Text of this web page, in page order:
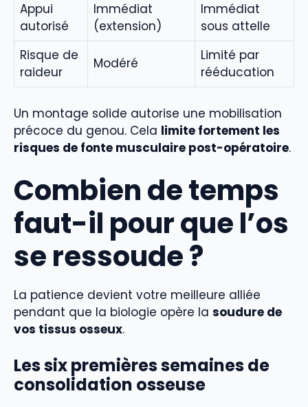
Appui
autorisé
Immédiat
(extension)
Immédiat
sous attelle
Risque de
raideur
Modéré
Limité par
rééducation
Un montage solide autorise une mobilisation
précoce du genou. Cela limite fortement les
risques de fonte musculaire post-opératoire.
Combien de temps
faut-il pour que l’os
se ressoude ?
La patience devient votre meilleure alliée
pendant que la biologie opère la soudure de
vos tissus osseux.
Les six premières semaines de
consolidation osseuse